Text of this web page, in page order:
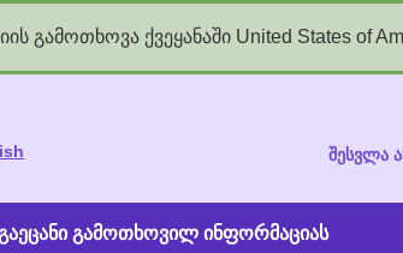
გამოთხოვა ქვეყანაში United States of
შესვლა
გამოთხოვილ ინფორმაციას